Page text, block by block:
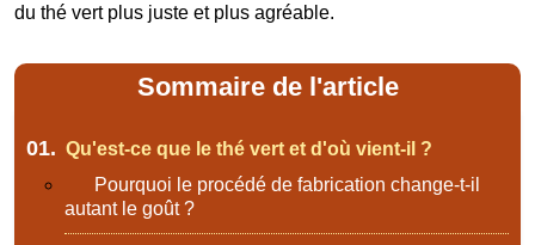
du thé vert plus juste et plus agréable.
Sommaire de l'article
01. Qu'est-ce que le thé vert et d'où vient-il ?
Pourquoi le procédé de fabrication change-t-il
autant le goût ?